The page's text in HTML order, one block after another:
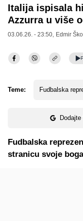
Italija ispisala
Azzurra u više
03.06.26. - 23:50, Edmir
Teme: Fudbalska
Fudbalska
stranicu svoje